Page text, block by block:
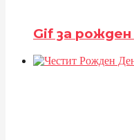
Gif за